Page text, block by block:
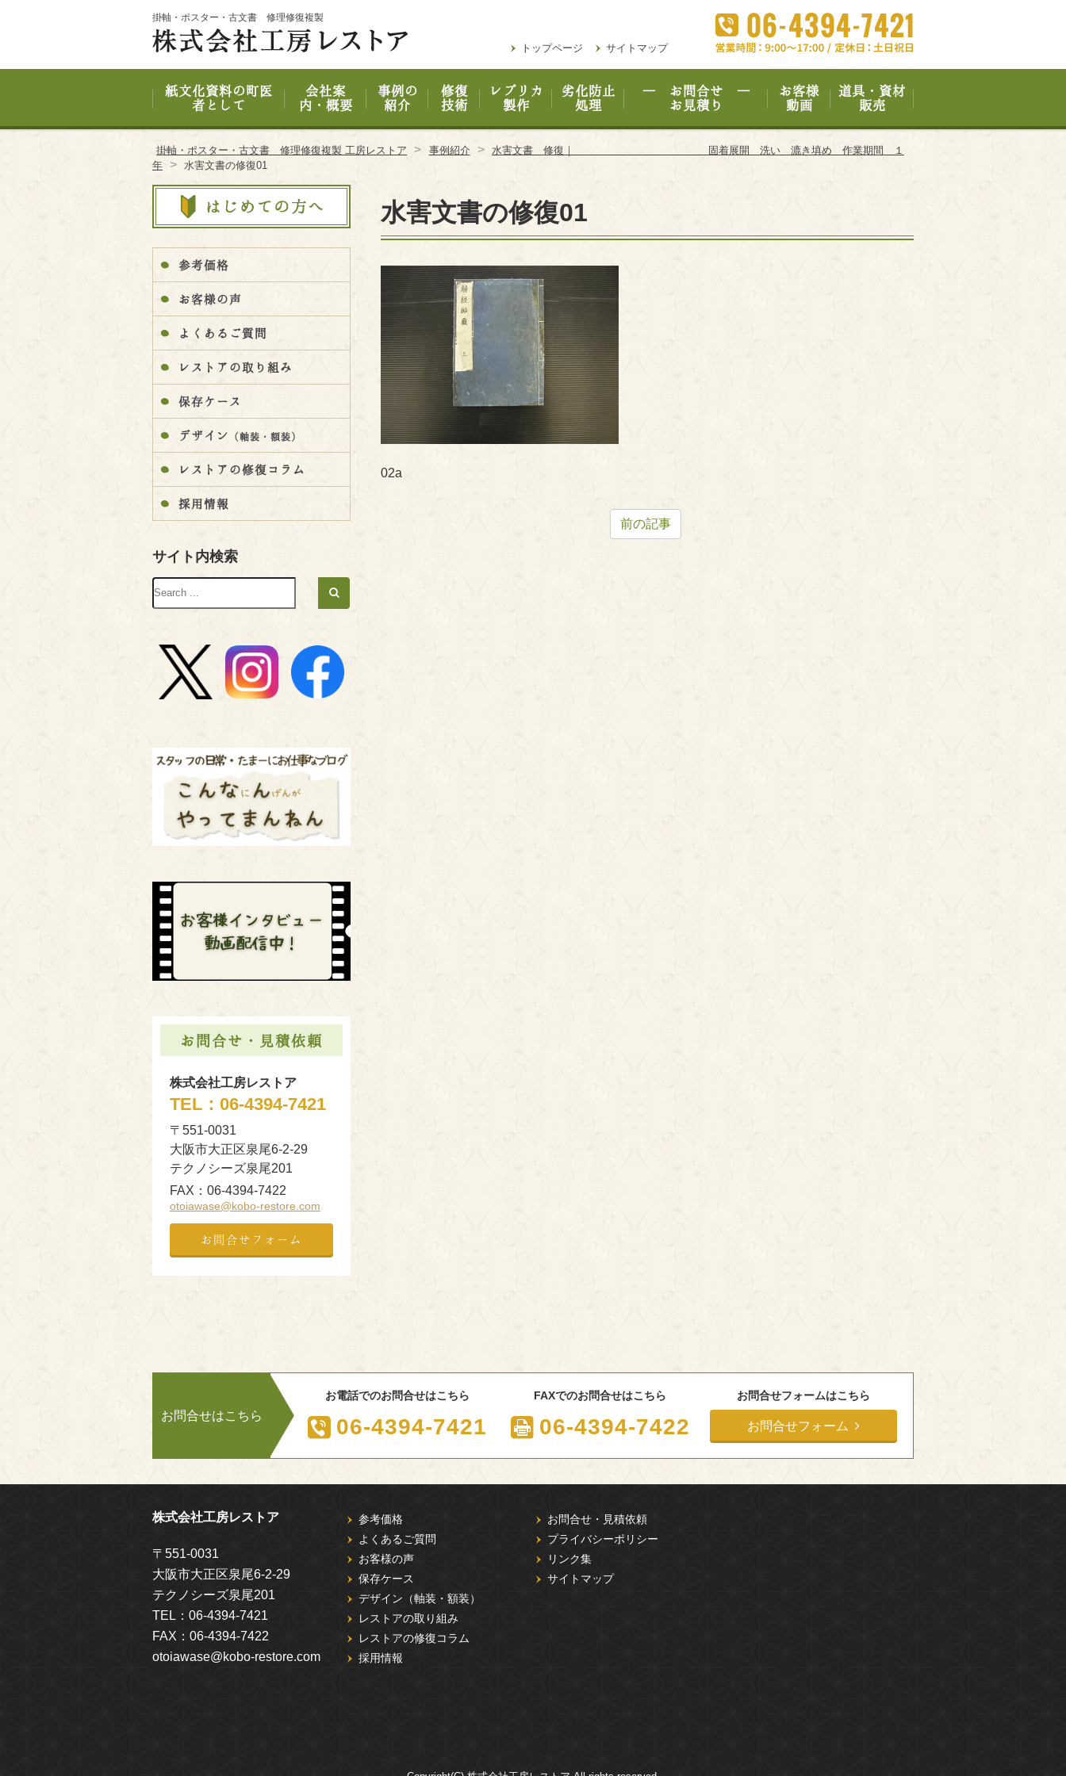
掛軸・ポスター・古文書 修理修復複製
トップページ サイトマップ
紙文化資料の町医
者として
会社案
内・概要
事例の
紹介
修復
技術
レプリカ
製作
劣化防止
処理
― お問合せ ―
お見積り
お客様
動画
道具・資材
販売
掛軸・ポスター・古文書 修理修復複製 工房レストア > 事例紹介 > 水害文書 修復｜ 固着展開 洗い 漉き填め 作業期間 １
年
> 水害文書の修復01
水害文書の修復01
02a
前の記事
参考価格
お客様の声
よくあるご質問
レストアの取り組み
保存ケース
デザイン （軸装・額装）
レストアの修復コラム
採用情報
サイト内検索
お問合せ・見積依頼
株式会社工房レストア
TEL： 06-4394-7421
〒551-0031
大阪市大正区泉尾6-2-29
テクノシーズ泉尾201
FAX： 06-4394-7422
otoiawase@kobo-restore.com
お問合せフォーム
お問合せはこちら
お電話でのお問合せはこちら
06-4394-7421
FAXでのお問合せはこちら
06-4394-7422
お問合せフォームはこちら
お問合せフォーム
株式会社工房レストア
〒551-0031
大阪市大正区泉尾6-2-29
テクノシーズ泉尾201
TEL： 06-4394-7421
FAX： 06-4394-7422
otoiawase@kobo-restore.com
参考価格
よくあるご質問
お客様の声
保存ケース
デザイン（軸装・額装）
レストアの取り組み
レストアの修復コラム
採用情報
お問合せ・見積依頼
プライバシーポリシー
リンク集
サイトマップ